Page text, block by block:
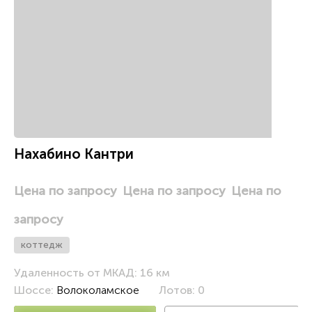
Нахабино Кантри
Цена по запросу Цена по запросу Цена по
запросу
коттедж
Удаленность от МКАД: 16 км
Шоссе: Волоколамское Лотов: 0